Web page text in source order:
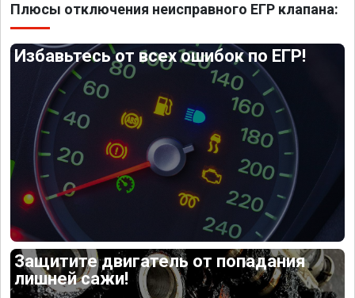
Плюсы отключения неисправного ЕГР клапана:
Избавьтесь от всех ошибок по ЕГР!
Защитите двигатель от попадания
лишней сажи!